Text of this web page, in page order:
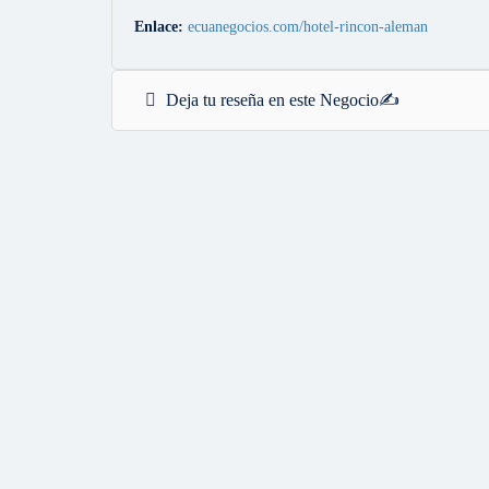
Enlace: ecuanegocios.com/hotel-rincon-aleman
Deja tu reseña en este Negocio✍